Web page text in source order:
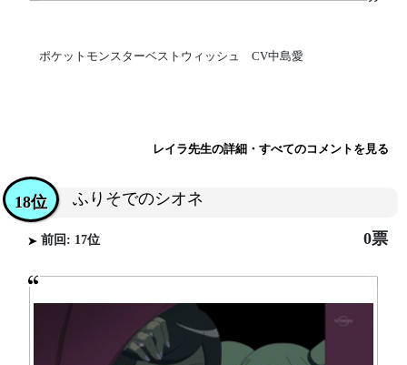
ポケットモンスターベストウィッシュ CV中島愛
レイラ先生の詳細・すべてのコメントを見る
ふりそでのシオネ
18位
前回: 17位 0票